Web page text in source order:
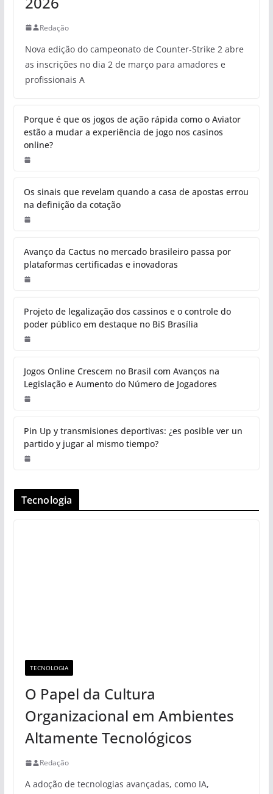
Redação
Nova edição do campeonato de Counter-Strike 2 abre
as inscrições no dia 2 de março para amadores e
profissionais A
Porque é que os jogos de ação rápida como o Aviator
estão a mudar a experiência de jogo nos casinos
online?
Os sinais que revelam quando a casa de apostas errou
na definição da cotação
Avanço da Cactus no mercado brasileiro passa por
plataformas certificadas e inovadoras
Projeto de legalização dos cassinos e o controle do
poder público em destaque no BiS Brasília
Jogos Online Crescem no Brasil com Avanços na
Legislação e Aumento do Número de Jogadores
Pin Up y transmisiones deportivas: ¿es posible ver un
partido y jugar al mismo tiempo?
Tecnologia
TECNOLOGIA
O Papel da Cultura
Organizacional em Ambientes
Altamente Tecnológicos
Redação
A adoção de tecnologias avançadas, como IA,